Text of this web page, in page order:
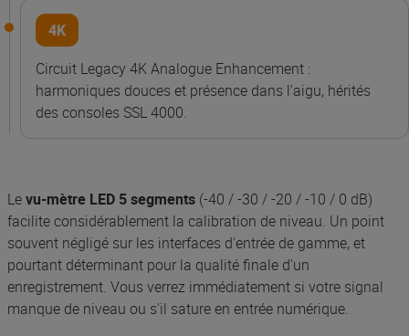
4K
Circuit Legacy 4K Analogue Enhancement :
harmoniques douces et présence dans l'aigu, hérités
des consoles SSL 4000.
Levu-mètre LED 5 segments (-40 / -30 / -20 / -10 / 0 dB)
facilite considérablement la calibration de niveau. Un point
souvent négligé sur les interfaces d'entrée de gamme, et
pourtant déterminant pour la qualité finale d'un
enregistrement. Vous verrez immédiatement si votre signal
manque de niveau ou s'il sature en entrée numérique.